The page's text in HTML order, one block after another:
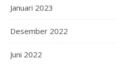
Januari 2023
Desember 2022
Juni 2022